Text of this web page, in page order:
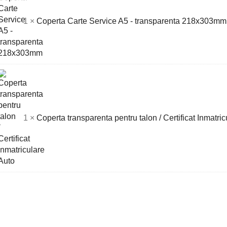
1 ×Coperta Carte Service A5 - transparenta 218x303mm
1 ×Coperta transparenta pentru talon / Certificat